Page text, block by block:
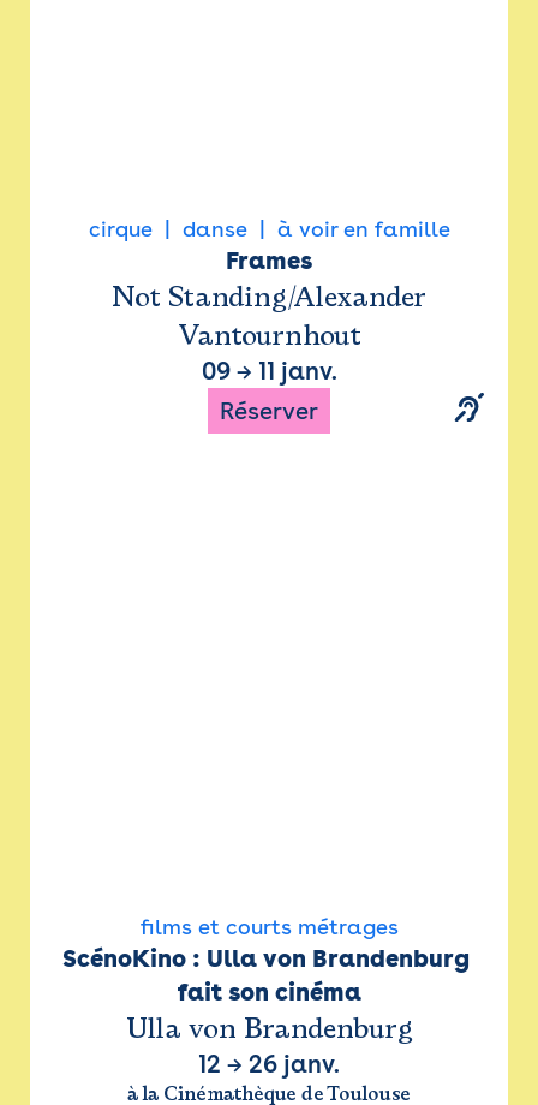
cirque danse à voir en famille
Frames
Not Standing/Alexander
Vantournhout
09→ 11 janv.
Réserver
films et courts métrages
ScénoKino : Ulla von Brandenburg
fait son cinéma
Ulla von Brandenburg
12 → 26 janv.
à la Cinémathèque de Toulouse